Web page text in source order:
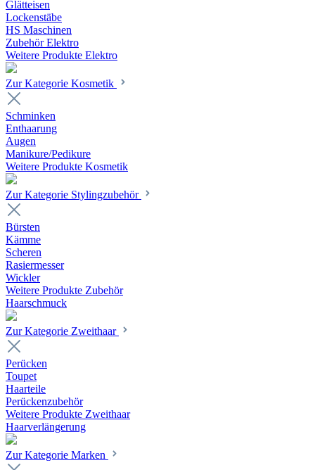
Glätteisen
Lockenstäbe
HS Maschinen
Zubehör Elektro
Weitere Produkte Elektro
Zur Kategorie Kosmetik
Schminken
Enthaarung
Augen
Manikure/Pedikure
Weitere Produkte Kosmetik
Zur Kategorie Stylingzubehör
Bürsten
Kämme
Scheren
Rasiermesser
Wickler
Weitere Produkte Zubehör
Haarschmuck
Zur Kategorie Zweithaar
Perücken
Toupet
Haarteile
Perückenzubehör
Weitere Produkte Zweithaar
Haarverlängerung
Zur Kategorie Marken